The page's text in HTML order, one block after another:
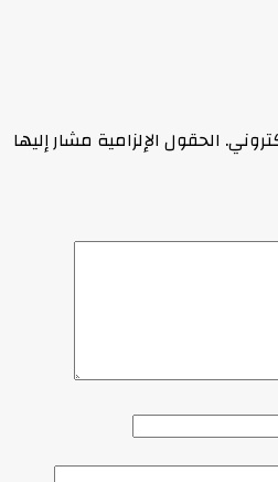
الحقول الإلزامية مشار إليها